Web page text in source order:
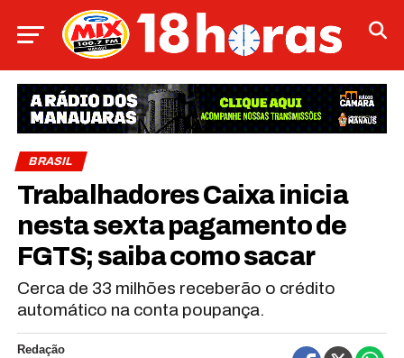
BRASIL
Trabalhadores Caixa inicia
nesta sexta pagamento de
FGTS; saiba como sacar
Cerca de 33 milhões receberão o crédito
automático na conta poupança.
Redação